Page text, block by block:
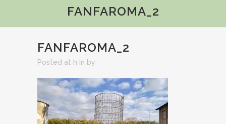
FANFAROMA_2
FANFAROMA_2
Posted at h in by